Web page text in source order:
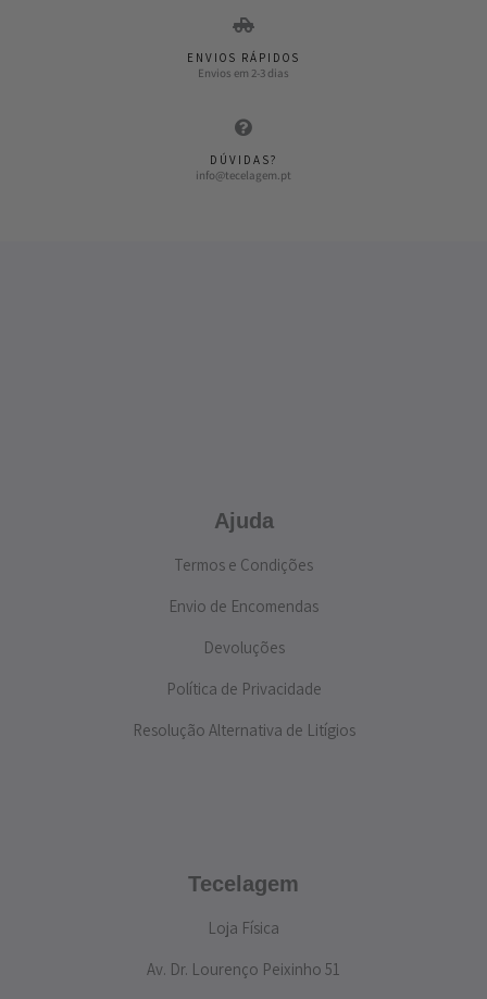
ENVIOS RÁPIDOS
Envios em 2-3 dias
DÚVIDAS?
info@tecelagem.pt
Ajuda
Termos e Condições
Envio de Encomendas
Devoluções
Política de Privacidade
Resolução Alternativa de Litígios
Tecelagem
Loja Física
Av. Dr. Lourenço Peixinho 51